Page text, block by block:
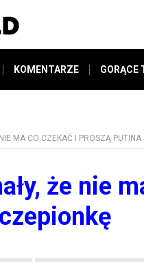
KOMENTARZE GORĄCE
MA CO CZEKAĆ I PROSZĄ
że nie